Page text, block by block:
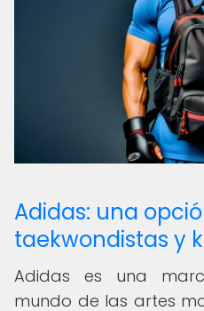
Adidas: una
taekwondistas y
Adidas es una
mundo de las artes